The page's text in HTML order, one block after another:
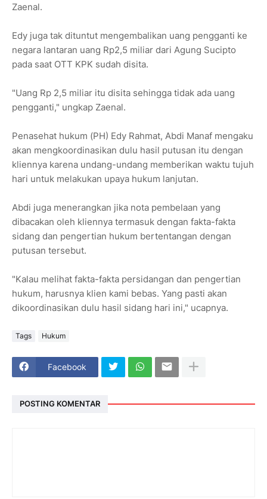
Zaenal.
Edy juga tak dituntut mengembalikan uang pengganti ke
negara lantaran uang Rp2,5 miliar dari Agung Sucipto
pada saat OTT KPK sudah disita.
"Uang Rp 2,5 miliar itu disita sehingga tidak ada uang
pengganti," ungkap Zaenal.
Penasehat hukum (PH) Edy Rahmat, Abdi Manaf mengaku
akan mengkoordinasikan dulu hasil putusan itu dengan
kliennya karena undang-undang memberikan waktu tujuh
hari untuk melakukan upaya hukum lanjutan.
Abdi juga menerangkan jika nota pembelaan yang
dibacakan oleh kliennya termasuk dengan fakta-fakta
sidang dan pengertian hukum bertentangan dengan
putusan tersebut.
"Kalau melihat fakta-fakta persidangan dan pengertian
hukum, harusnya klien kami bebas. Yang pasti akan
dikoordinasikan dulu hasil sidang hari ini," ucapnya.
Tags Hukum
Facebook
POSTING KOMENTAR